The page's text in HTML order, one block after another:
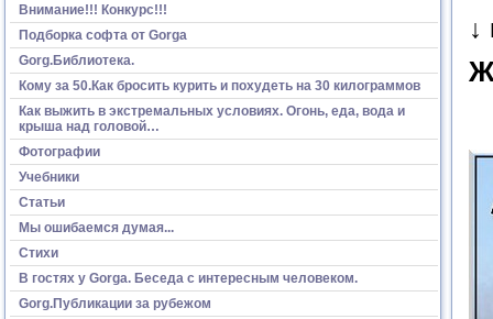
Внимание!!! Конкурс!!!
Подборка софта от Gorga
Gorg.Библиотека.
Кому за 50.Как бросить курить и похудеть на 30 килограммов
Как выжить в экстремальных условиях. Огонь, еда, вода и
крыша над головой…
Фотографии
Учебники
Статьи
Мы ошибаемся думая...
Стихи
В гостях у Gorga. Беседа с интересным человеком.
Gorg.Публикации за рубежом